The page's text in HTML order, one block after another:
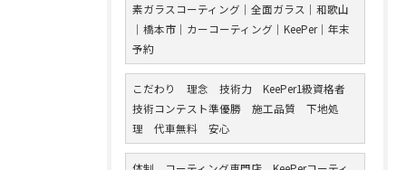
素ガラスコーティング｜全面ガラス｜和歌山
｜橋本市｜カーコーティング｜KeePer｜年末
予約
こだわり 理念 技術力 KeePer1級資格者
技術コンテスト準優勝 施工品質 下地処
理 代車無料 安心